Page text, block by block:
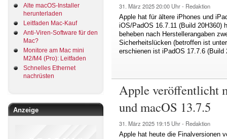
Alte macOS-Installer
herunterladen
Leitfaden Mac-Kauf
Anti-Viren-Software für den
Mac?
Monitore am Mac mini
M2/M4 (Pro): Leitfaden
Schnelles Ethernet
nachrüsten
Anzeige
31. März 202520:00 Uhr - Redaktion
Apple hat für ältere iPhones und
iOS/PadOS 16.7.11 (Build 20H360)
beheben nach Herstellerangaben
Sicherheitslücken (betroffen ist
erschienen ist iPadOS 17.7.6 (Build
Apple veröffentlicht
und macOS 13.7.5
31. März 2025 19:15 Uhr - Redaktion
Apple hat heute die Finalversionen